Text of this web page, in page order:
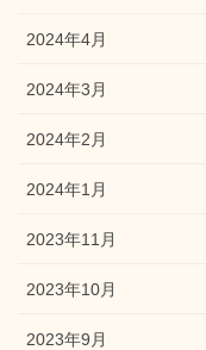
2024年4月
2024年3月
2024年2月
2024年1月
2023年11月
2023年10月
2023年9月